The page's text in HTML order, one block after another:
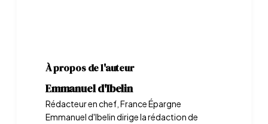
À propos de l'auteur
Emmanuel d'Ibelin
Rédacteur en chef, France Épargne
Emmanuel d'Ibelin dirige la rédaction de